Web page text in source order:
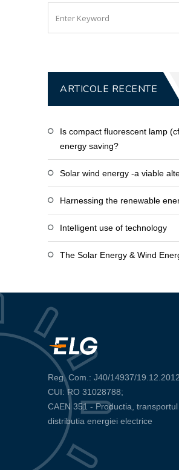
ARTICOLE RECENTE
Is compact fluorescent lamp
energy saving?
Solar wind energy -a viable
Harnessing the renewable
Intelligent use of technology
The Solar Energy & Wind
Reg. Com.: J40/14937/
CUI: RO 31028788;
CAEN 351 - Productia,
distributia energiei electrice